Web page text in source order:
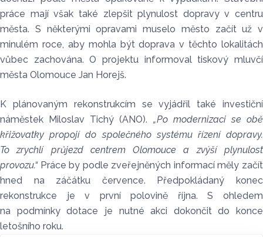
práce mají však také zlepšit plynulost dopravy v centru
města. S některými opravami muselo město začít už v
minulém roce, aby mohla být doprava v těchto lokalitách
vůbec zachována. O projektu informoval tiskový mluvčí
města Olomouce Jan Horejš.
K plánovaným rekonstrukcím se vyjádřil také investiční
náměstek Miloslav Tichý (ANO). „Po modernizaci se obě
křižovatky propojí do společného systému řízení dopravy.
To zrychlí průjezd centrem Olomouce a zvýší plynulost
provozu.“Práce by podle zveřejněných informací měly začít
hned na záčátku července. Předpokládaný konec
rekonstrukce je v první polovině října. S ohledem
na podmínky dotace je nutné akci dokončit do konce
letošního roku.